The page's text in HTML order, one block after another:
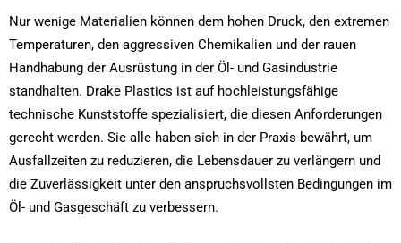
Nur wenige Materialien können dem hohen Druck, den extremen
Temperaturen, den aggressiven Chemikalien und der rauen
Handhabung der Ausrüstung in der Öl- und Gasindustrie
standhalten. Drake Plastics ist auf hochleistungsfähige
technische Kunststoffe spezialisiert, die diesen Anforderungen
gerecht werden. Sie alle haben sich in der Praxis bewährt, um
Ausfallzeiten zu reduzieren, die Lebensdauer zu verlängern und
die Zuverlässigkeit unter den anspruchsvollsten Bedingungen im
Öl- und Gasgeschäft zu verbessern.